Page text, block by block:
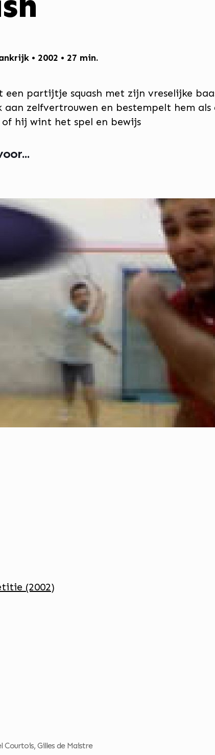
• 2002 • 27 min.
een partijtje squash met zijn vreselijke
aan zelfvertrouwen en bestempelt hem
of hij wint het spel en bewijs
(2002)
Courtois, Gilles de Maistre